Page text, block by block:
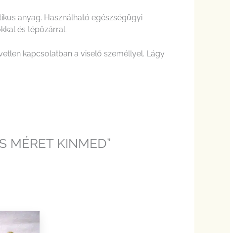
anyag. Használható egészségügyi
és tépőzárral.
kapcsolatban a viselő személlyel. Lágy
MÉRET KINMED”